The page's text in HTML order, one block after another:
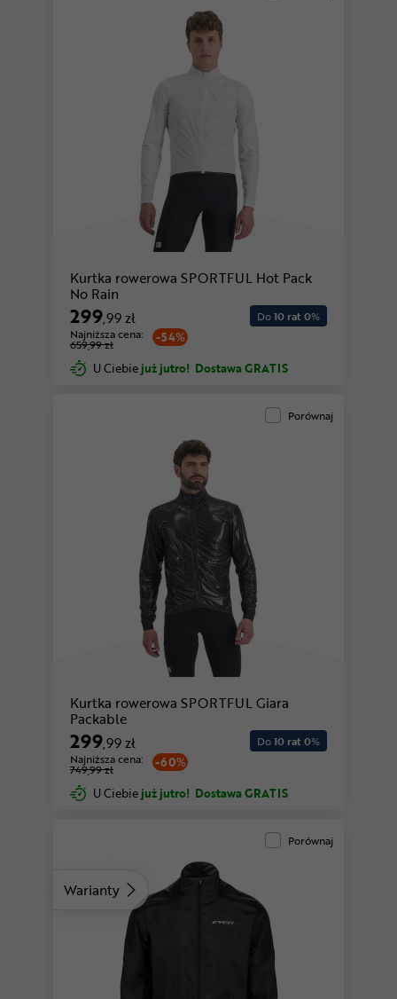
Kurtka rowerowa SPORTFUL Hot Pack
No Rain
299,99 zł
-54%
Najniższa cena:
659,99 zł
Do10 rat 0%
U Ciebie już jutro! Dostawa GRATIS
Porównaj
Kurtka rowerowa SPORTFUL Giara
Packable
299,99 zł
-60%
Najniższa cena:
749,99 zł
Do10 rat 0%
U Ciebie już jutro! Dostawa GRATIS
Warianty
Porównaj